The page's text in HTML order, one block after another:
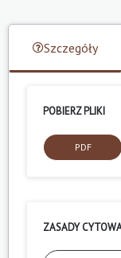
Szczegóły
POBIERZ PLIKI
PDF
ZASADY